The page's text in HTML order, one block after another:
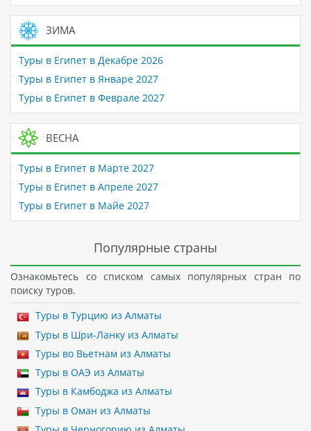
ЗИМА
Туры в Египет в Декабре 2026
Туры в Египет в Январе 2027
Туры в Египет в Феврале 2027
ВЕСНА
Туры в Египет в Марте 2027
Туры в Египет в Апреле 2027
Туры в Египет в Майе 2027
Популярные страны
Ознакомьтесь со списком самых популярных стран по
поиску туров.
Туры в Турцию из Алматы
Туры в Шри-Ланку из Алматы
Туры во Вьетнам из Алматы
Туры в ОАЭ из Алматы
Туры в Камбоджа из Алматы
Туры в Оман из Алматы